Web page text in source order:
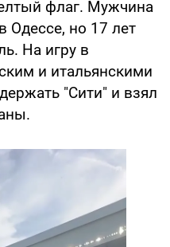
флаг. Мужчина
Одессе, но 17 лет
На игру в
и итальянскими
"Сити" и взял